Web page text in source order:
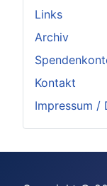
Links
Archiv
Kontakt
Impressum /